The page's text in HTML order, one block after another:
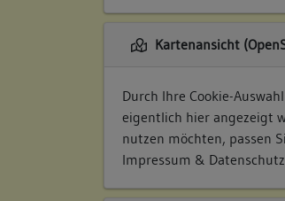
Kartenansicht
Durch Ihre Cookie-
eigentlich hier angezeigt
nutzen möchten, passen
Impressum &